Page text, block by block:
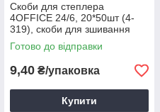
Скоби для степлера
4OFFICE 24/6, 20*50шт (4-
319), скоби для зшивання
паперу
Готово до відправки
9,40 ₴/упаковка
Купити